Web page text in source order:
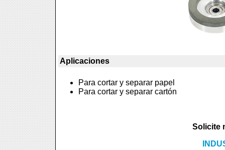
Aplicaciones
Para cortar y separar papel
Para cortar y separar cartón
Solicite